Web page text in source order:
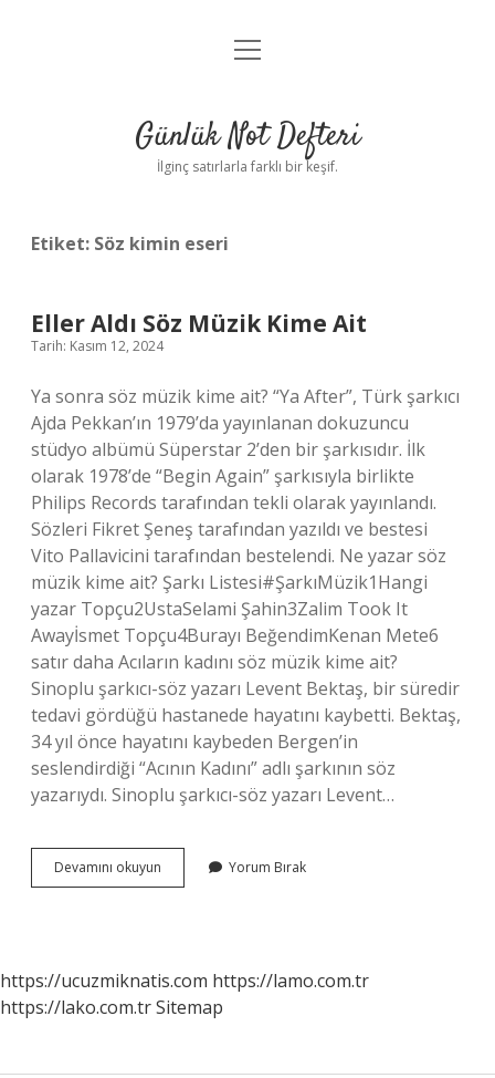
Anasayfa
Yasal Uyarı
menüyü
Günlük Not Defteri
İlginç satırlarla farklı bir keşif.
Etiket: Söz kimin eseri
Eller Aldı Söz Müzik Kime Ait
Tarih: Kasım 12, 2024
Ya sonra söz müzik kime ait? “Ya After”, Türk şarkıcı
Ajda Pekkan’ın 1979’da yayınlanan dokuzuncu
stüdyo albümü Süperstar 2’den bir şarkısıdır. İlk
olarak 1978’de “Begin Again” şarkısıyla birlikte
Philips Records tarafından tekli olarak yayınlandı.
Sözleri Fikret Şeneş tarafından yazıldı ve bestesi
Vito Pallavicini tarafından bestelendi. Ne yazar söz
müzik kime ait? Şarkı Listesi#ŞarkıMüzik1Hangi
yazar Topçu2UstaSelami Şahin3Zalim Took It
Awayİsmet Topçu4Burayı BeğendimKenan Mete6
satır daha Acıların kadını söz müzik kime ait?
Sinoplu şarkıcı-söz yazarı Levent Bektaş, bir süredir
tedavi gördüğü hastanede hayatını kaybetti. Bektaş,
34 yıl önce hayatını kaybeden Bergen’in
seslendirdiği “Acının Kadını” adlı şarkının söz
yazarıydı. Sinoplu şarkıcı-söz yazarı Levent…
Devamını okuyun
Aldı
Yorum Bırak
https://ucuzmiknatis.com https://lamo.com.tr
https://lako.com.trSitemap